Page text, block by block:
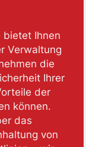
bietet Ihnen
Verwaltung
die
Ihrer
der
können.
das
von